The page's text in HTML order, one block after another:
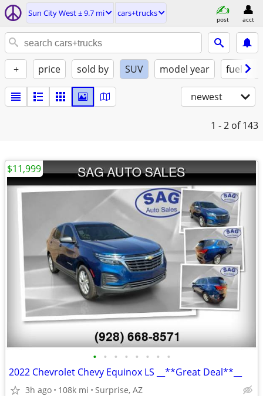
Sun City West ± 9.7 mi cars+trucks
post acct
+ price sold by SUV model year fuel
newest
1 - 2 of 143
• • • • • • • •
2022 Chevrolet Chevy Equinox LS __**Great Deal**__
3h ago 108k mi Surprise, AZ
$11,999